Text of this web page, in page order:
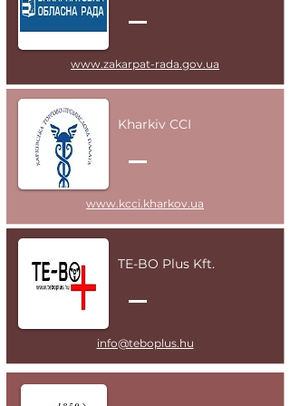
www.zakarpat-rada.gov.ua
Kharkiv CCI
www.kcci.kharkov.ua
TE-BO Plus Kft.
info@teboplus.hu